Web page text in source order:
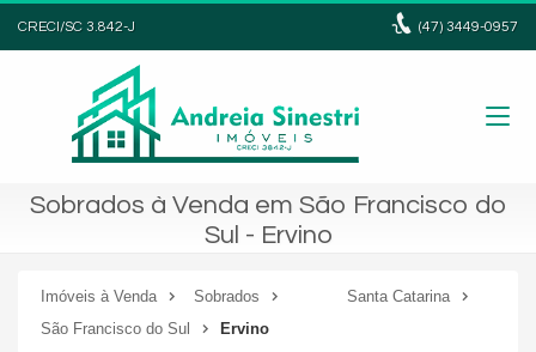
CRECI/SC 3.842-J (47)3449-0957
Sobrados à Venda em São Francisco do
Sul - Ervino
Imóveis à Venda Sobrados
Santa Catarina
São Francisco do Sul
Ervino